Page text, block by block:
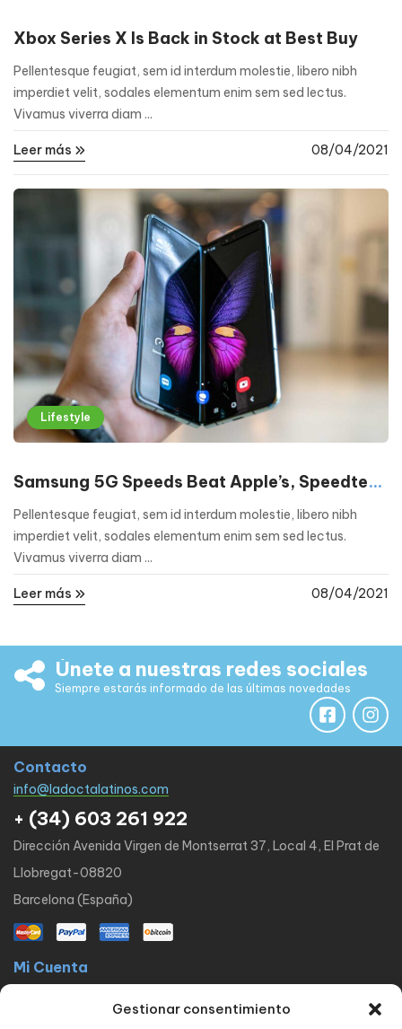
Gestionar consentimiento
Xbox Series X Is Back in Stock at Best Buy
Pellentesque feugiat, sem id interdum molestie, libero nibh
imperdiet velit, sodales elementum enim sem sed lectus.
Vivamus viverra diam ...
Leer más 08/04/2021
Lifestyle
Samsung 5G Speeds Beat Apple’s, Speedtest
Finds
Pellentesque feugiat, sem id interdum molestie, libero nibh
imperdiet velit, sodales elementum enim sem sed lectus.
Vivamus viverra diam ...
Leer más 08/04/2021
Únete a nuestras redes sociales
Siempre estarás informado de las últimas novedades
Contacto
info@ladoctalatinos.com
+ (34) 603 261 922
Dirección Avenida Virgen de Montserrat 37, Local 4, El Prat de
Llobregat-08820
Barcelona (España)
Mi Cuenta